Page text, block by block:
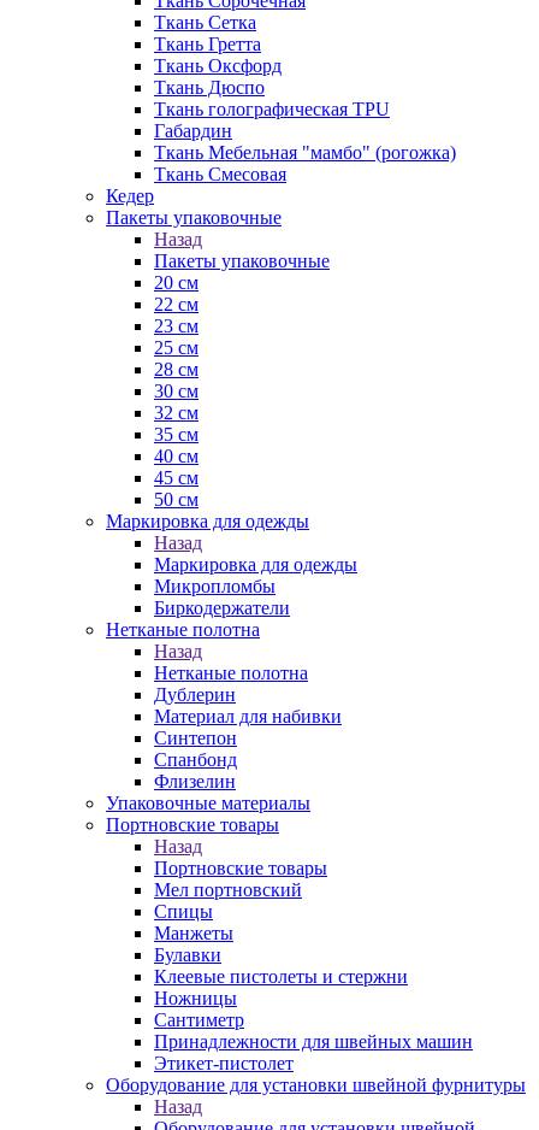
Ткань Сетка
Ткань Гретта
Ткань Оксфорд
Ткань Дюспо
Ткань голографическая TPU
Габардин
Ткань Мебельная "мамбо" (рогожка)
Ткань Смесовая
Кедер
Пакеты упаковочные
Назад
Пакеты упаковочные
20 см
22 см
23 см
25 см
28 см
30 см
32 см
35 см
40 см
45 см
50 см
Маркировка для одежды
Назад
Маркировка для одежды
Микропломбы
Биркодержатели
Нетканые полотна
Назад
Нетканые полотна
Дублерин
Материал для набивки
Синтепон
Спанбонд
Флизелин
Упаковочные материалы
Портновские товары
Назад
Портновские товары
Мел портновский
Спицы
Манжеты
Булавки
Клеевые пистолеты и стержни
Ножницы
Сантиметр
Принадлежности для швейных машин
Этикет-пистолет
Оборудование для установки швейной фурнитуры
Назад